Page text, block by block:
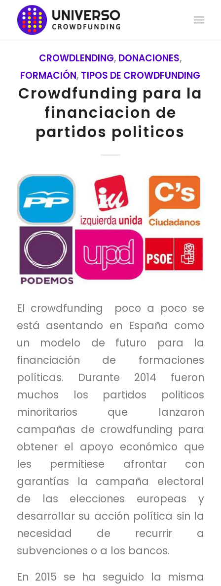
CROWDLENDING, DONACIONES,
FORMACIÓN, TIPOS DE CROWDFUNDING
Crowdfunding para la
financiacion de
partidos politicos
El crowdfunding poco a poco se
está asentando en España como
un modelo de futuro para la
financiación de formaciones
políticas. Durante 2014 fueron
muchos los partidos politicos
minoritarios que lanzaron
campañas de crowdfunding para
obtener el apoyo económico que
les permitiese afrontar con
garantías la campaña electoral
de las elecciones europeas y
desarrollar su acción política sin la
necesidad de recurrir a
subvenciones o a los bancos.
En 2015 se ha seguido la misma